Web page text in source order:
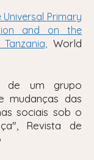
Primary
and on the
World
de um grupo
mudanças das
sociais sob o
Revista de